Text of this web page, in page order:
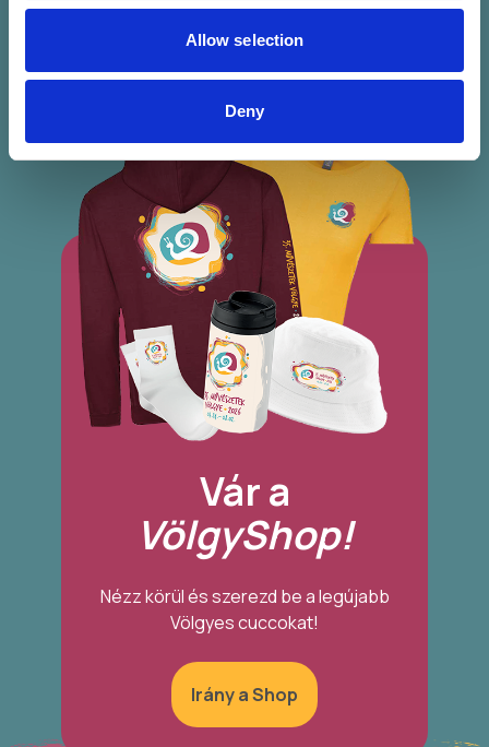
Allow selection
Deny
Vár a
VölgyShop!
Nézz körül és szerezd be a legújabb
Völgyes cuccokat!
Irány a Shop